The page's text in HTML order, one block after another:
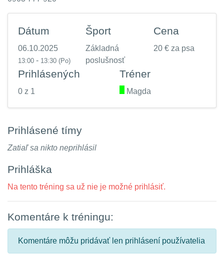
Dátum
06.10.2025
13:00 - 13:30 (Po)
Šport
Základná
poslušnosť
Cena
20 € za psa
Prihlásených
0 z 1
Tréner
Magda
Prihlásené tímy
Zatiaľ sa nikto neprihlásil
Prihláška
Na tento tréning sa už nie je možné prihlásiť.
Komentáre k tréningu:
Komentáre môžu pridávať len prihlásení používatelia